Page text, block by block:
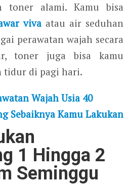
toner alami. Kamu bisa
viva atau air seduhan
perawatan wajah secara
toner juga bisa kamu
tidur di pagi hari.
Wajah Usia 40
Sebaiknya Kamu Lakukan
1 Hingga 2
Seminggu